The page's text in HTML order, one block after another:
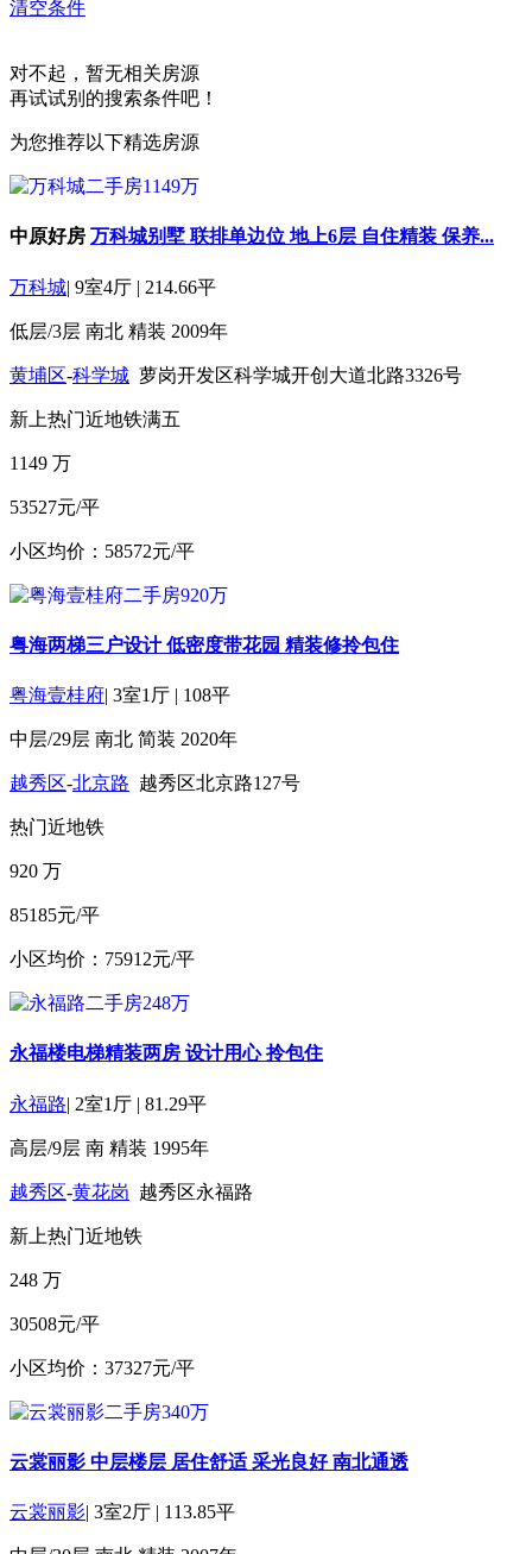
清空条件
对不起，暂无相关房源
再试试别的搜索条件吧！
为您推荐以下精选房源
中原好房 万科城别墅 联排单边位 地上6层 自住精装 保养...
万科城| 9室4厅 | 214.66平
低层/3层 南北 精装 2009年
黄埔区-科学城 萝岗开发区科学城开创大道北路3326号
新上热门近地铁满五
1149 万
53527元/平
小区均价：58572元/平
粤海两梯三户设计 低密度带花园 精装修拎包住
粤海壹桂府| 3室1厅 | 108平
中层/29层 南北 简装 2020年
越秀区-北京路 越秀区北京路127号
热门近地铁
920 万
85185元/平
小区均价：75912元/平
永福楼电梯精装两房 设计用心 拎包住
永福路| 2室1厅 | 81.29平
高层/9层 南 精装 1995年
越秀区-黄花岗 越秀区永福路
新上热门近地铁
248 万
30508元/平
小区均价：37327元/平
云裳丽影 中层楼层 居住舒适 采光良好 南北通透
云裳丽影| 3室2厅 | 113.85平